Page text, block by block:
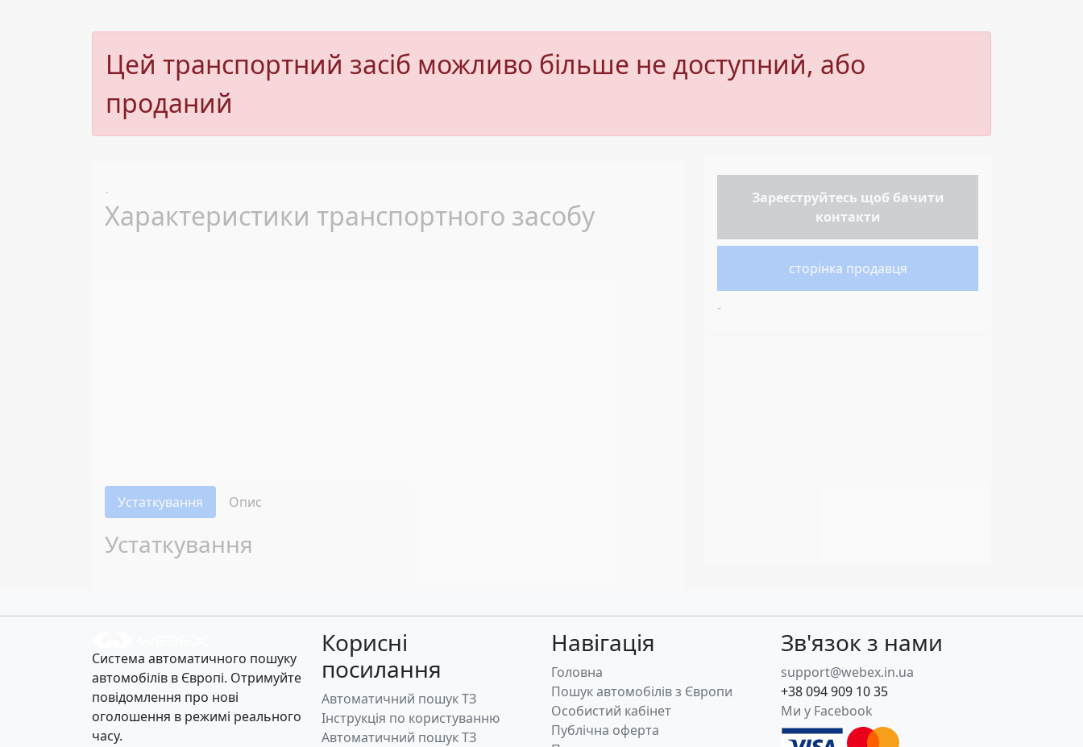
Цей транспортний засіб можливо більше не доступний, або
проданий
-
Характеристики транспортного засобу
Устаткування Опис
Устаткування
Зареєструйтесь щоб бачити
контакти
сторінка продавця
-
Система автоматичного пошуку
автомобілів в Європі. Отримуйте
повідомлення про нові
оголошення в режимі реального
часу.
Корисні
посилання
Автоматичний пошук ТЗ
Інструкція по користуванню
Автоматичний пошук ТЗ
Навігація
Головна
Пошук автомобілів з Європи
Особистий кабінет
Публічна оферта
Зв'язок з нами
support@webex.in.ua
+38 094 909 10 35
Ми у Facebook